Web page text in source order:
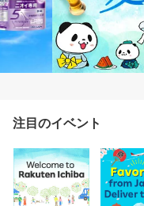
注目のイベント